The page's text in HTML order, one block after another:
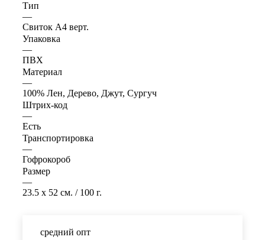
Тип
—
Свиток А4 верт.
Упаковка
—
ПВХ
Материал
—
100% Лен, Дерево, Джут, Сургуч
Штрих-код
—
Есть
Транспортировка
—
Гофрокороб
Размер
—
23.5 x 52 см. / 100 г.
средний опт